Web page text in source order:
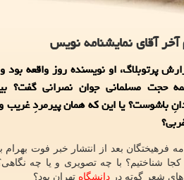
آخر آقای نمایشنامه نویس
پرتوبلاگ، او نویسنده روز واقعه
حجت مسلمانی جوان نصرانی گفت؟
باشوست؟ یا این که همان پیرمردِ
فرهیختگان بعد از انتشار خبر فوت
کجا شناختیم؟ با چه تصویری و یا چه
شعر گوته در دانشگاه تهران بود؟